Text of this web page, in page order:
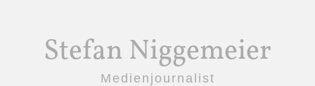
Stefan Niggemeier
Medienjournalist